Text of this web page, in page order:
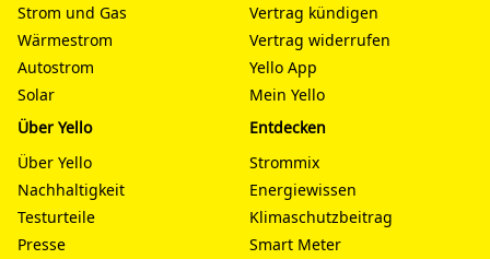
Strom und Gas
Wärmestrom
Autostrom
Solar
Vertrag kündigen
Vertrag widerrufen
Yello App
Mein Yello
Über Yello
Über Yello
Nachhaltigkeit
Testurteile
Presse
Entdecken
Strommix
Energiewissen
Klimaschutzbeitrag
Smart Meter